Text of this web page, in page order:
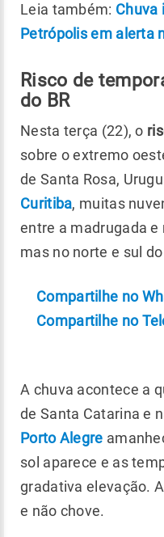
Leia também: Chuva
Petrópolis em alerta
Risco de
do BR
Nesta terça (22), o
sobre o extremo
de Santa Rosa,
Curitiba, muitas
entre a madrugada
mas no norte e sul
Compartilhe no
Compartilhe no
A chuva acontece a
de Santa Catarina e
Porto Alegre
sol aparece e as
gradativa elevação.
e não chove.